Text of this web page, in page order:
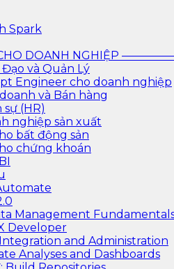
Spark
DOANH NGHIỆP
và Quản Lý
Engineer cho doanh nghiệp
và Bán hàng
(HR)
nghiệp sản xuất
bất động sản
chứng khoán
Management
Developer
Integration and Administration
Analyses and Dashboards